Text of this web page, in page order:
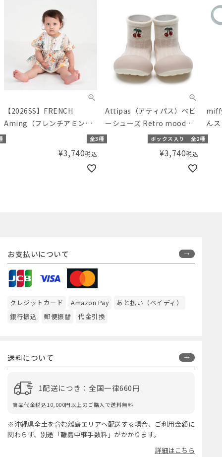
【2026SS】FRENCH
Aming（フレンチアミン
グ）花柄切替リボンロンパ全3種
¥3,740税込
Attipas（アティパス）ベビ
ーシューズ Retro mood
Cherry （11.5/12.5cm）
ボックス入り 全2種
¥3,740税込
ん
リ
お支払いについて
クレジットカード Amazon Pay
あと払い（ペイディ）
銀行振込
郵便振替 代金引換
送料について
1配送につき：全国一律660円
商品代金税込10,000円以上のご購入で送料無料
※沖縄県全土を含む離島エリアへ配送する場合、ご利用金額に
関わらず、別途「離島中継手数料」がかかります。
詳細はこちら